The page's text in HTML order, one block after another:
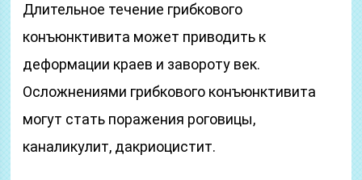
Длительное течение грибкового
конъюнктивита может приводить к
деформации краев и завороту век.
Осложнениями грибкового конъюнктивита
могут стать поражения роговицы,
каналикулит, дакриоцистит.